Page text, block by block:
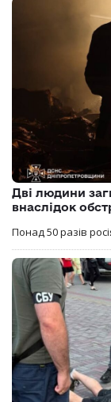
Дві людини
внаслідок
Понад 50 разів